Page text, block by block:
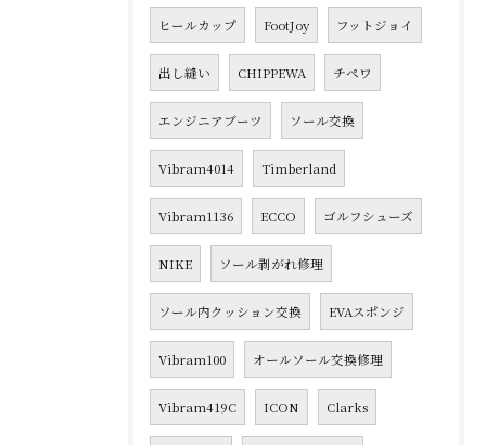
ヒールカップ FootJoy フットジョイ
出し縫い CHIPPEWA チペワ
エンジニアブーツ ソール交換
Vibram4014 Timberland
Vibram1136 ECCO ゴルフシューズ
NIKE ソール剥がれ修理
ソール内クッション交換 EVAスポンジ
Vibram100 オールソール交換修理
Vibram419C ICON Clarks